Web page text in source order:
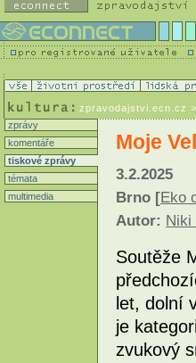
zpravodajstvi.ecn.cz
zprávy
komentáře
tiskové zprávy
témata
multimedia
Moje
3.2.2025
Brno [Eko
Autor: Niki
Soutěže
let, dolní
je
zvukový